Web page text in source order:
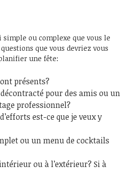
simple ou complexe que vous le
que vous devriez vous
une fête:
présents?
pour des amis ou un
professionnel?
est-ce que je veux y
ou un menu de cocktails
ou à l’extérieur? Si à